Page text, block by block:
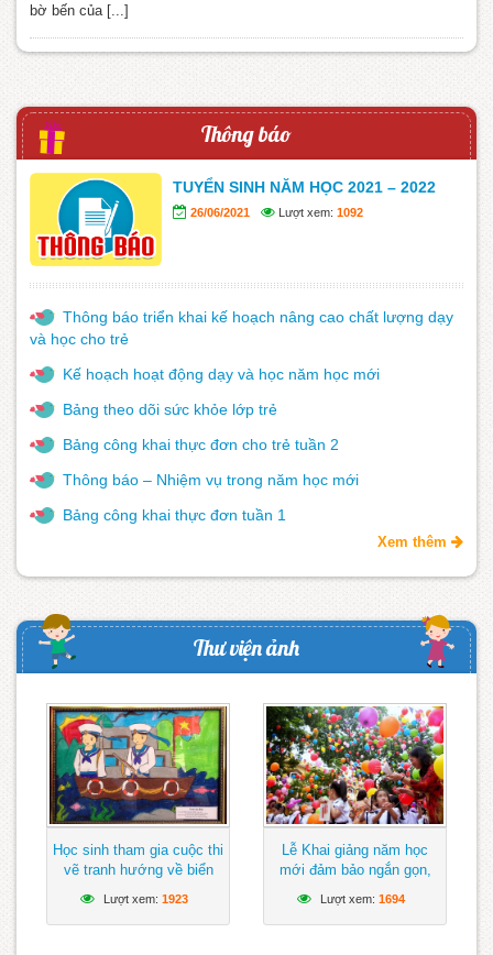
bờ bến của [...]
Thông báo
TUYỂN SINH NĂM HỌC 2021 – 2022
26/06/2021 Lượt xem: 1092
Thông báo triển khai kế hoạch nâng cao chất lượng dạy
và học cho trẻ
Kế hoạch hoạt động dạy và học năm học mới
Bảng theo dõi sức khỏe lớp trẻ
Bảng công khai thực đơn cho trẻ tuần 2
Thông báo – Nhiệm vụ trong năm học mới
Bảng công khai thực đơn tuần 1
Xem thêm
Thư viện ảnh
Học sinh tham gia cuộc thi
vẽ tranh hướng về biển
Lượt xem: 1923
Lễ Khai giảng năm học
mới đảm bảo ngắn gọn,
Lượt xem: 1694